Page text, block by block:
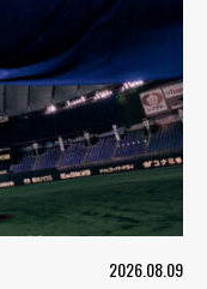
2026.08.09